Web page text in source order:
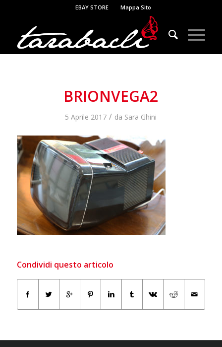
EBAY STORE Mappa Sito
BRIONVEGA2
5 Aprile 2017 / da Sara Ghini
Condividi questo articolo